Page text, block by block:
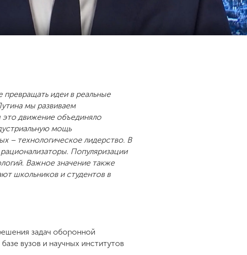
превращать идеи в реальные
мы развиваем
это движение объединяло
мощь
– технологическое лидерство. В
Популяризации
Важное значение также
школьников и студентов в
задач оборонной
вузов и научных институтов